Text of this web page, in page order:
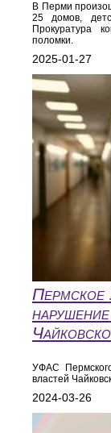
В Перми
25 домов,
Прокуратура
поломки.
2025-01-27
УФАС
властей
2024-03-26